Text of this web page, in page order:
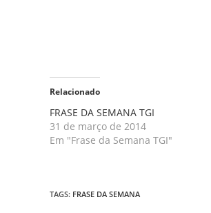
Relacionado
FRASE DA SEMANA TGI
31 de março de 2014
Em "Frase da Semana TGI"
TAGS: FRASE DA SEMANA